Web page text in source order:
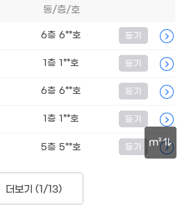
m²
동/층/호
6층 6**호 등기
1층 1**호 등기
6층 6**호 등기
1층 1**호 등기
5층 5**호 등기
더보기 (1/13)